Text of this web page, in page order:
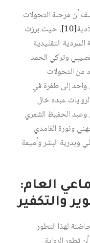
أن مرحلة التحولات
[10]
، حيث برزت
التقليدية
وتركي الحمد
من التحولات
واحد إلى طفرة في
عبده خال
الحفيظ الشمري
ونورة الغامدي
وبدرية البشر وأميمة
العام:
والتكفير
لهذا التطور